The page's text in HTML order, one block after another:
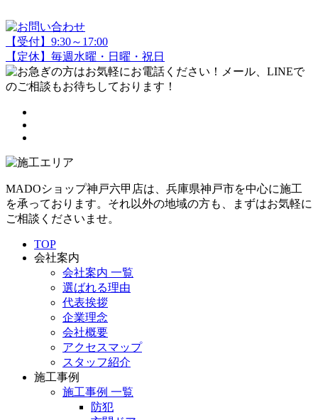
【受付】9:30～17:00
【定休】毎週水曜・日曜・祝日
MADOショップ神戸六甲店は、兵庫県神戸市を中心に施工
を承っております。それ以外の地域の方も、まずはお気軽に
ご相談くださいませ。
TOP
会社案内
会社案内 一覧
選ばれる理由
代表挨拶
企業理念
会社概要
アクセスマップ
スタッフ紹介
施工事例
施工事例 一覧
防犯